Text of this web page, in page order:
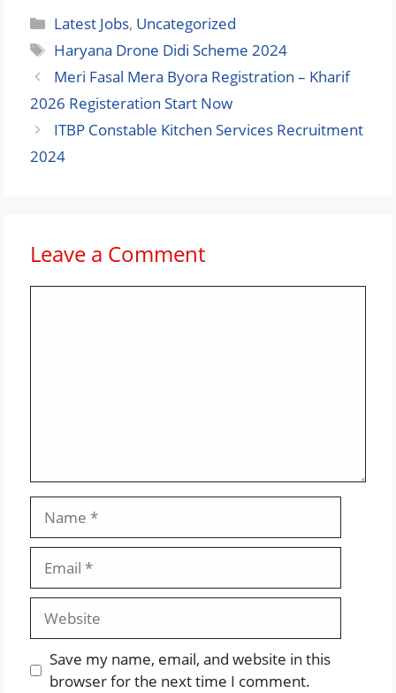
Categories
Latest Jobs, Uncategorized
Tags
Haryana Drone Didi Scheme 2024
Meri Fasal Mera Byora Registration – Kharif
2026 Registeration Start Now
ITBP Constable Kitchen Services Recruitment
2024
Leave a Comment
Website
Save my name, email, and website in this
browser for the next time I comment.